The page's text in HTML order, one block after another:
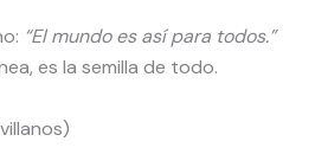
“El mundo es así para todos.”
es la semilla de todo.